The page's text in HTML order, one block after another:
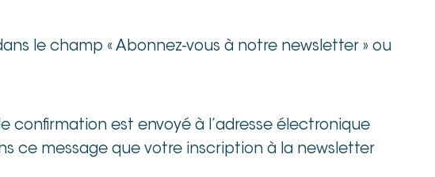
le champ « Abonnez-vous à notre newsletter » ou
confirmation est envoyé à l’adresse électronique
ce message que votre inscription à la newsletter